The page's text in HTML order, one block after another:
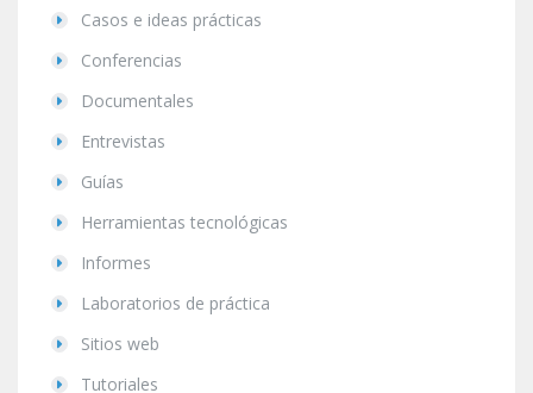
Casos e ideas prácticas
Conferencias
Documentales
Entrevistas
Guías
Herramientas tecnológicas
Informes
Laboratorios de práctica
Sitios web
Tutoriales